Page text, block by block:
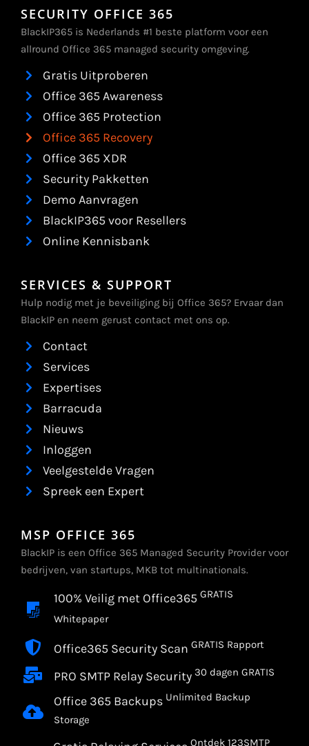
SECURITY OFFICE 365
BlackIP365 is Nederlands #1 beste platform voor een
allround Office 365 managed security omgeving.
Gratis Uitproberen
Office 365 Awareness
Office 365 Protection
Office 365 Recovery
Office 365 XDR
Security Pakketten
Demo Aanvragen
BlackIP365 voor Resellers
Online Kennisbank
SERVICES & SUPPORT
Hulp nodig met je beveiliging bij Office 365? Ervaar dan
BlackIP en neem gerust contact met ons op.
Contact
Services
Expertises
Barracuda
Nieuws
Inloggen
Veelgestelde Vragen
Spreek een Expert
MSP OFFICE 365
BlackIP is een Office 365 Managed Security Provider voor
bedrijven, van startups, MKB tot multinationals.
100% Veilig met Office365 GRATIS
Whitepaper
Office365 Security Scan GRATIS Rapport
PRO SMTP Relay Security 30 dagen GRATIS
Office 365 Backups Unlimited Backup
Storage
Ontdek 123SMTP